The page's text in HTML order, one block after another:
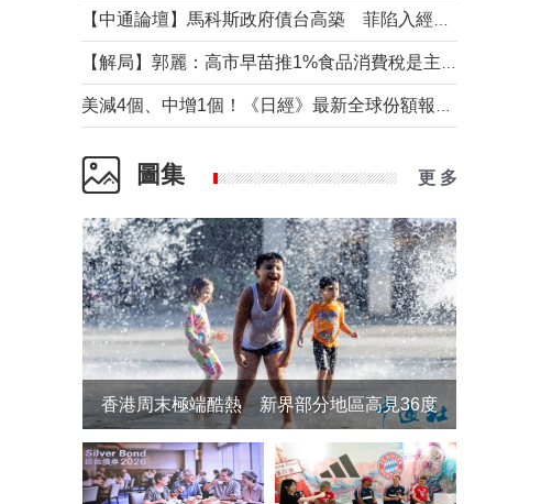
圖集 更 多
香港周末極端酷熱 新界部分地區高見36度